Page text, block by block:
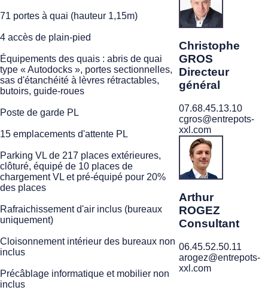
71 portes à quai (hauteur 1,15m)
4 accès de plain-pied
Équipements des quais : abris de quai
type « Autodocks », portes sectionnelles,
sas d'étanchéité à lèvres rétractables,
butoirs, guide-roues
Poste de garde PL
15 emplacements d'attente PL
Parking VL de 217 places extérieures,
clôturé, équipé de 10 places de
chargement VL et pré-équipé pour 20%
des places
Rafraichissement d'air inclus (bureaux
uniquement)
Cloisonnement intérieur des bureaux non
inclus
Précâblage informatique et mobilier non
inclus
Christophe
GROS
Directeur
général
07.68.45.13.10
cgros@entrepots-
xxl.com
Arthur
ROGEZ
Consultant
06.45.52.50.11
arogez@entrepots-
xxl.com